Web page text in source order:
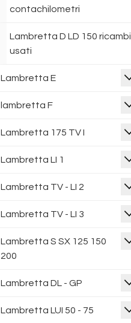
contachilometri
Lambretta D LD 150 ricambi
usati
Lambretta E
lambretta F
Lambretta 175 TV I
Lambretta LI 1
Lambretta TV - LI 2
Lambretta TV - LI 3
Lambretta S SX 125 150
200
Lambretta DL - GP
Lambretta LUI 50 - 75